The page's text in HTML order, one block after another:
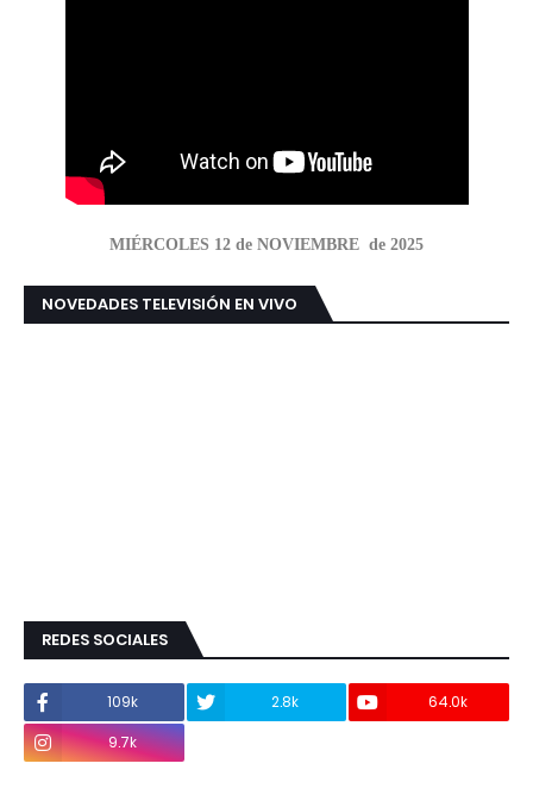
MIÉRCOLES 12 de NOVIEMBRE de 2025
NOVEDADES TELEVISIÓN EN VIVO
REDES SOCIALES
109k 2.8k
64.0k
9.7k